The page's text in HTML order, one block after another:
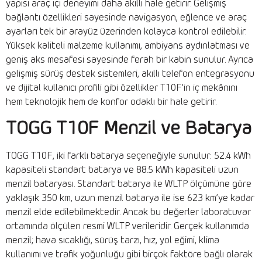
yapısı araç içi deneyimi daha akıllı hale getirir. Gelişmiş
bağlantı özellikleri sayesinde navigasyon, eğlence ve araç
ayarları tek bir arayüz üzerinden kolayca kontrol edilebilir.
Yüksek kaliteli malzeme kullanımı, ambiyans aydınlatması ve
geniş aks mesafesi sayesinde ferah bir kabin sunulur. Ayrıca
gelişmiş sürüş destek sistemleri, akıllı telefon entegrasyonu
ve dijital kullanıcı profili gibi özellikler T10F’in iç mekânını
hem teknolojik hem de konfor odaklı bir hale getirir.
TOGG T10F Menzil ve Batarya
TOGG T10F, iki farklı batarya seçeneğiyle sunulur: 52.4 kWh
kapasiteli standart batarya ve 88.5 kWh kapasiteli uzun
menzil bataryası. Standart batarya ile WLTP ölçümüne göre
yaklaşık 350 km, uzun menzil batarya ile ise 623 km’ye kadar
menzil elde edilebilmektedir. Ancak bu değerler laboratuvar
ortamında ölçülen resmi WLTP verileridir. Gerçek kullanımda
menzil; hava sıcaklığı, sürüş tarzı, hız, yol eğimi, klima
kullanımı ve trafik yoğunluğu gibi birçok faktöre bağlı olarak